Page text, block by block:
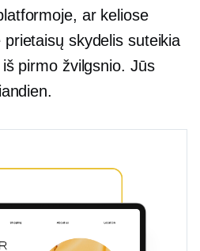
ar keliose
skydelis suteikia
pirmo žvilgsnio. Jūs